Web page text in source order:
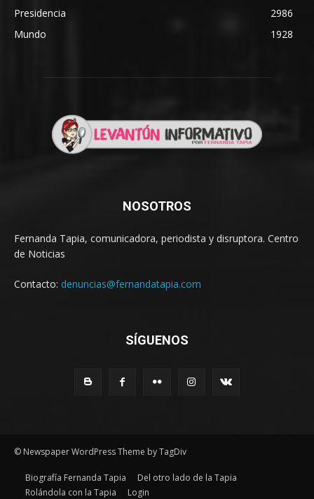
Presidencia
2986
Mundo
1928
NOSOTROS
Fernanda Tapia, comunicadora, periodista y disruptora. Centro
de Noticias
Contacto: denuncias@fernandatapia.com
SÍGUENOS
© Newspaper WordPress Theme by TagDiv
Biografía Fernanda Tapia
Del otro lado de la Tapia
Rolándola con la Tapia
Login